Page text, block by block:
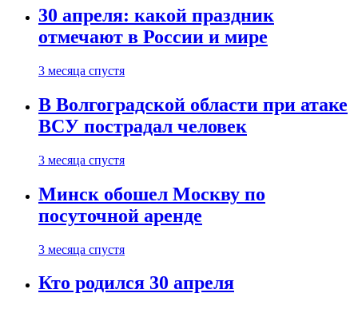
30 апреля: какой праздник
отмечают в России и мире
3 месяца спустя
В Волгоградской области при атаке
ВСУ пострадал человек
3 месяца спустя
Минск обошел Москву по
посуточной аренде
3 месяца спустя
Кто родился 30 апреля